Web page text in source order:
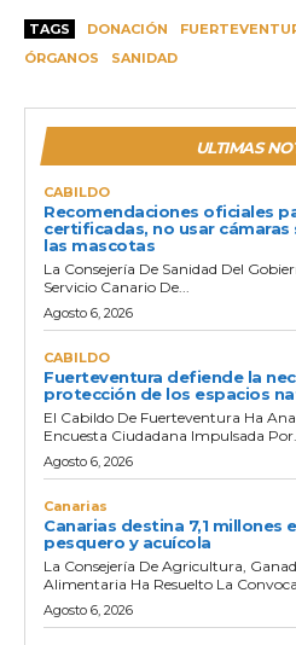
TAGS DONACIÓN
ÓRGANOS
SANIDAD
ULTIMAS
CABILDO
Recomendaciones oficiales
certificadas, no usar
las mascotas
La Consejería De Sanidad Del
Servicio Canario De...
Agosto 6, 2026
CABILDO
Fuerteventura defiende la
protección de los espacios
El Cabildo De Fuerteventura Ha
Encuesta Ciudadana Impulsada
Agosto 6, 2026
Canarias
Canarias destina 7,1 millones
pesquero y acuícola
La Consejería De Agricultura,
Alimentaria Ha Resuelto La
Agosto 6, 2026